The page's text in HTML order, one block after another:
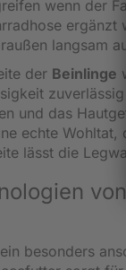
wenn der
ergänzt
langsam
der Beinlinge
und das
echte
lässt die
besonders